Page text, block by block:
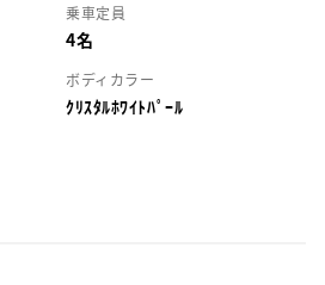
乗車定員
4名
ボディカラー
ｸﾘｽﾀﾙﾎﾜｲﾄﾊﾟｰﾙ